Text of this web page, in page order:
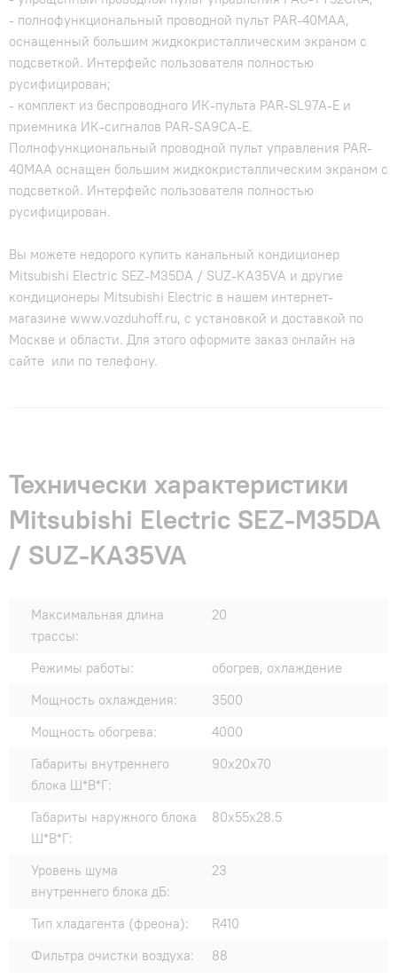
- полнофункциональный проводной пульт PAR-40MAA,
оснащенный большим жидкокристаллическим экраном с
подсветкой. Интерфейс пользователя полностью
русифицирован;
- комплект из беспроводного ИК-пульта PAR-SL97A-E и
приемника ИК-сигналов PAR-SA9CA-E.
Полнофункциональный проводной пульт управления PAR-
40MAA оснащен большим жидкокристаллическим экраном с
подсветкой. Интерфейс пользователя полностью
русифицирован.
Вы можете недорого купить канальный кондиционер
Mitsubishi Electric SEZ-M35DA / SUZ-KA35VA и другие
кондиционеры Mitsubishi Electric в нашем интернет-
магазине www.vozduhoff.ru, с установкой и доставкой по
Москве и области. Для этого оформите заказ онлайн на
сайте или по телефону.
Технически характеристики
Mitsubishi Electric SEZ-M35DA
/ SUZ-KA35VA
Максимальная длина
трассы:
20
Режимы работы:
обогрев, охлаждение
Мощность охлаждения:
3500
Мощность обогрева:
4000
Габариты внутреннего
блока Ш*В*Г:
90x20x70
Габариты наружного блока
Ш*В*Г:
80x55x28.5
Уровень шума
внутреннего блока дБ:
23
Тип хладагента (фреона):
R410
Фильтра очистки воздуха:
88